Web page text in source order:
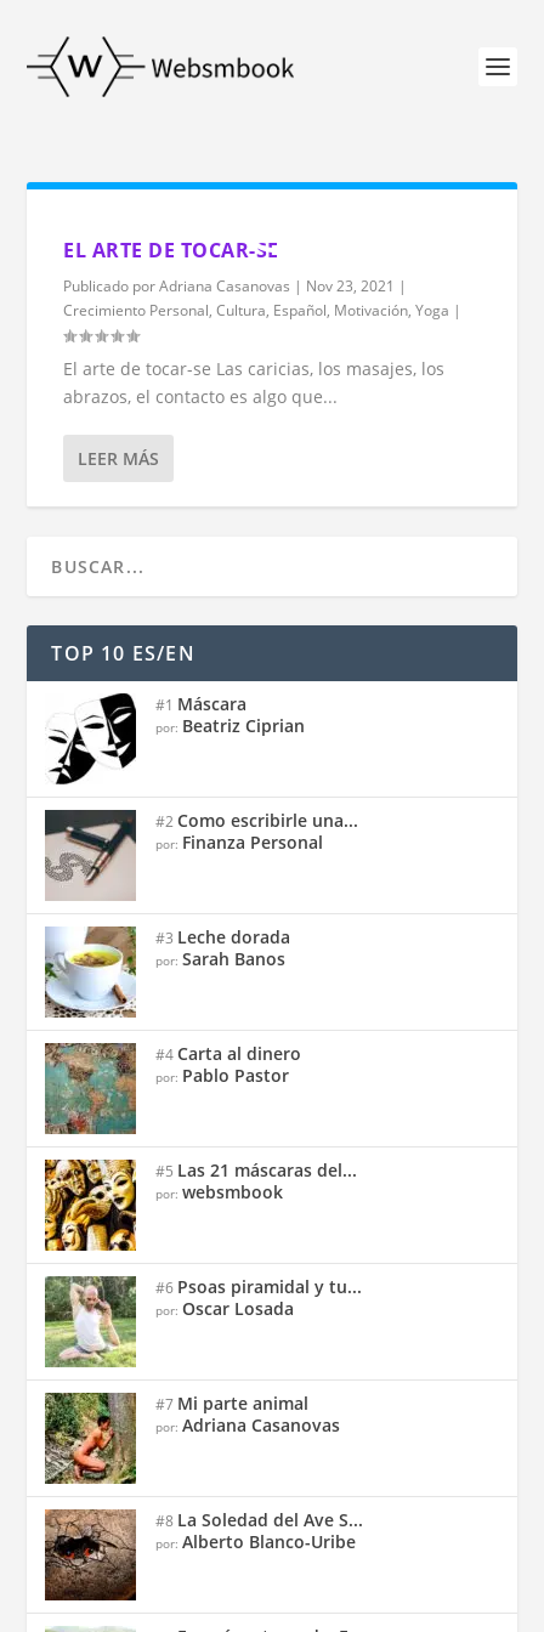
EL ARTE DE TOCAR-SE
Publicado porAdriana Casanovas | Nov 23, 2021 |
Crecimiento Personal,Cultura, Español, Motivación,Yoga |
El arte de tocar-se Las caricias, los masajes, los
abrazos, el contacto es algo que...
LEER MÁS
TOP 10 ES/EN
#1 Máscara
por: Beatriz Ciprian
#2Como escribirle una...
por: Finanza Personal
#3 Leche dorada
por:Sarah Banos
#4Carta al dinero
por: Pablo Pastor
#5 Las 21 máscaras del...
por:websmbook
#6 Psoas piramidal y tu...
por:Oscar Losada
#7 Mi parte animal
por:Adriana Casanovas
#8 La Soledad del Ave S...
por:Alberto Blanco-Uribe